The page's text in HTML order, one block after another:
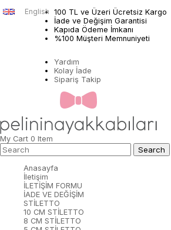
100 TL ve Üzeri Ücretsiz Kargo
İade ve Değişim Garantisi
Kapıda Ödeme İmkanı
%100 Müşteri Memnuniyeti
Yardım
Kolay İade
Sipariş Takip
English
My Cart 0 Item
Anasayfa
İletişim
İLETİŞİM FORMU
İADE VE DEĞİŞİM
STİLETTO
10 CM STİLETTO
8 CM STİLETTO